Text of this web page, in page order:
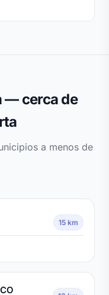
— cerca de
a menos de
15 km